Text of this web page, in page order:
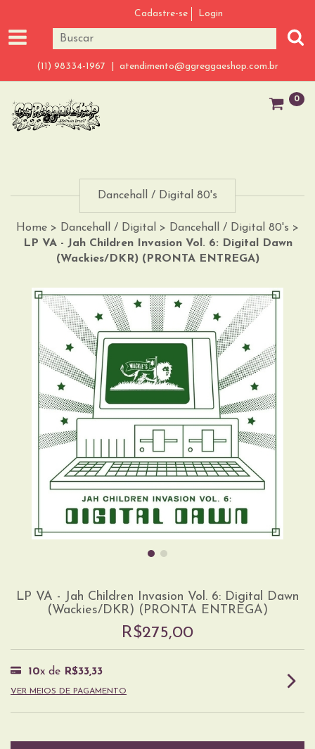
Cadastre-se Login
(11) 98334-1967 | atendimento@ggreggaeshop.com.br
0
Dancehall / Digital 80's
Home > Dancehall / Digital > Dancehall / Digital 80's >
LP VA - Jah Children Invasion Vol. 6: Digital Dawn
(Wackies/DKR) (PRONTA ENTREGA)
LP VA - Jah Children Invasion Vol. 6: Digital Dawn
(Wackies/DKR) (PRONTA ENTREGA)
R$275,00
10x de R$33,33
VER MEIOS DE PAGAMENTO